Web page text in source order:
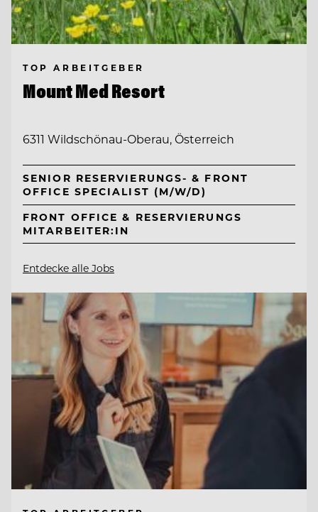
TOP ARBEITGEBER
Mount Med Resort
6311 Wildschönau-Oberau, Österreich
SENIOR RESERVIERUNGS- & FRONT
OFFICE SPECIALIST (M/W/D)
FRONT OFFICE & RESERVIERUNGS
MITARBEITER:IN
Entdecke alle Jobs